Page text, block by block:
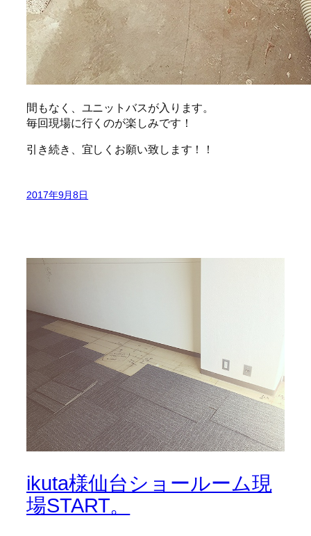
間もなく、ユニットバスが入ります。
毎回現場に行くのが楽しみです！
引き続き、宜しくお願い致します！！
2017年9月8日
ikuta様仙台ショールーム現
場START。